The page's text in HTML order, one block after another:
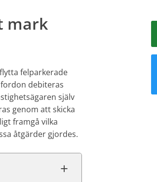
mark
felparkerade
debiteras
själv
genom att skicka
framgå vilka
åtgärder gjordes.